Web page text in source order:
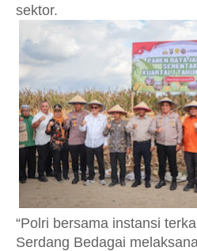
sektor.
“Polri bersama instansi
Serdang Bedagai